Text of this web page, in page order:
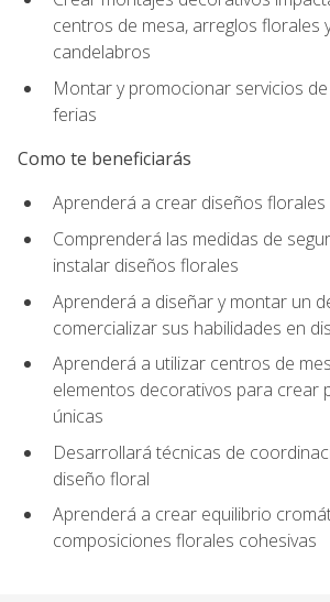
centros de mesa, arreglos florales
candelabros
Montar y promocionar servicios
ferias
Como te beneficiarás
Aprenderá a crear diseños florales
Comprenderá las medidas de
instalar diseños florales
Aprenderá a diseñar y montar un
comercializar sus habilidades en
Aprenderá a utilizar centros de
elementos decorativos para crear
únicas
Desarrollará técnicas de
diseño floral
Aprenderá a crear equilibrio
composiciones florales cohesivas